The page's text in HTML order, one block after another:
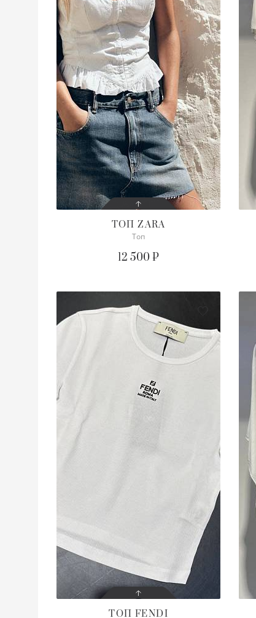
СОСТОЯНИЕ
С БИРКОЙ
Корсетный
ПОДРОБНЕЕ
ТОПZARA
Топ
12 500 ₽
ТОП FENDI